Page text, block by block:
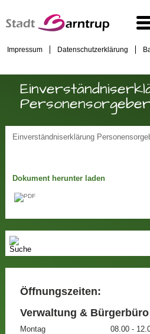
Impressum Datenschutzerklärung
Einverständniserklärung
Dokument herunter laden
Öffnungszeiten:
Verwaltung & Bürgerbüro
Montag
08.00 -